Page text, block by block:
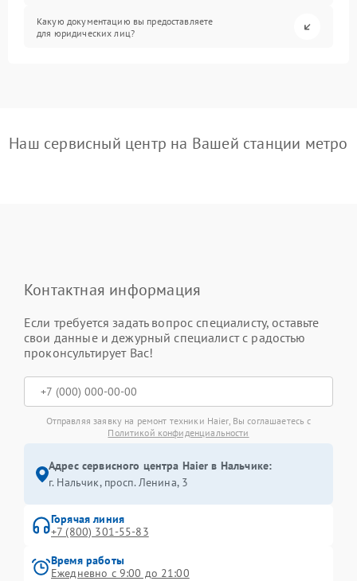
Какую документацию вы предоставляете
для юридических лиц?
Наш сервисный центр на Вашей станции метро
Контактная информация
Если требуется задать вопрос специалисту, оставьте
свои данные и дежурный специалист с радостью
проконсультирует Вас!
Отправляя заявку на ремонт техники Haier, Вы соглашаетесь с
Политикой конфиденциальности
Адрес сервисного центра Haier в Нальчике:
г. Нальчик, просп. Ленина, 3
Горячая линия
+7 (800) 301-55-83
Время работы
Ежедневно с 9:00 до 21:00